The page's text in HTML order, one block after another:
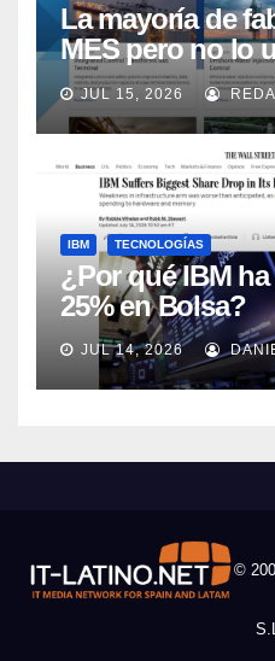
La mayoría de
MES pero no lo
adecuadamente,
Automation
JUL 15, 2026
IBM TECNOLOGÍAS
¿Por qué IBM
25% en Bolsa?
JUL 14, 2026
©
S.L.